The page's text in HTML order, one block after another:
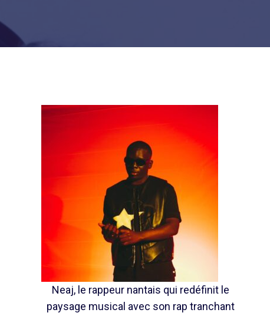
Neaj, le rappeur nantais qui redéfinit le
paysage musical avec son rap tranchant